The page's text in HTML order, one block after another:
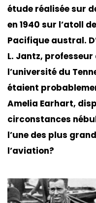
étude réalisée sur
en 1940 sur l’atoll
Pacifique austral.
L. Jantz,
l’université du
étaient
Amelia Earhart,
circonstances
l’une des plus
l’aviation?